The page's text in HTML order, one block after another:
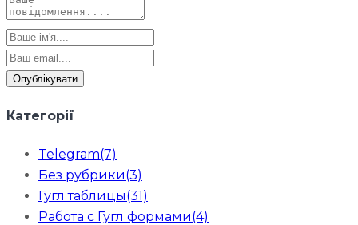
Опублікувати
Категорії
Telegram(7)
Без рубрики(3)
Гугл таблицы(31)
Работа с Гугл формами(4)